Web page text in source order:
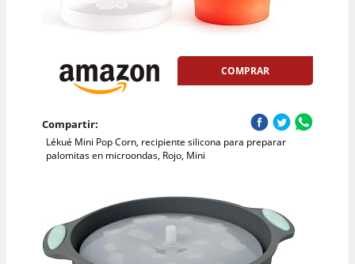
COMPRAR
Compartir:
Lékué Mini Pop Corn, recipiente silicona para preparar
palomitas en microondas, Rojo, Mini